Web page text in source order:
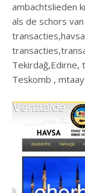
ambachtslieden
als de schors
Tekirdağ,Edirne,
Teskomb , mtaay